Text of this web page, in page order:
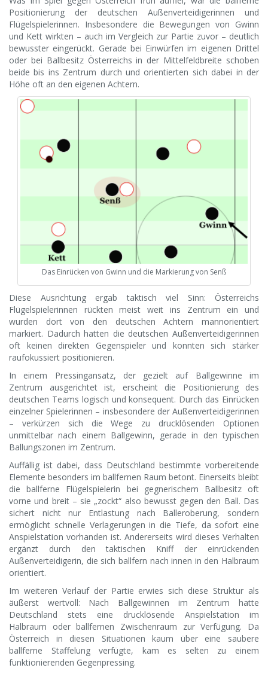
Positionierung der deutschen Außenverteidigerinnen und
Flügelspielerinnen. Insbesondere die Bewegungen von Gwinn
und Kett wirkten – auch im Vergleich zur Partie zuvor – deutlich
bewusster eingerückt. Gerade bei Einwürfen im eigenen Drittel
oder bei Ballbesitz Österreichs in der Mittelfeldbreite schoben
beide bis ins Zentrum durch und orientierten sich dabei in der
Höhe oft an den eigenen Achtern.
Das Einrücken von Gwinn und die Markierung von Senß
Diese Ausrichtung ergab taktisch viel Sinn: Österreichs
Flügelspielerinnen rückten meist weit ins Zentrum ein und
wurden dort von den deutschen Achtern mannorientiert
markiert. Dadurch hatten die deutschen Außenverteidigerinnen
oft keinen direkten Gegenspieler und konnten sich stärker
raufokussiert positionieren.
In einem Pressingansatz, der gezielt auf Ballgewinne im
Zentrum ausgerichtet ist, erscheint die Positionierung des
deutschen Teams logisch und konsequent. Durch das Einrücken
einzelner Spielerinnen – insbesondere der Außenverteidigerinnen
– verkürzen sich die Wege zu drucklösenden Optionen
unmittelbar nach einem Ballgewinn, gerade in den typischen
Ballungszonen im Zentrum.
Auffällig ist dabei, dass Deutschland bestimmte vorbereitende
Elemente besonders im ballfernen Raum betont. Einerseits bleibt
die ballferne Flügelspielerin bei gegnerischem Ballbesitz oft
vorne und breit – sie „zockt“ also bewusst gegen den Ball. Das
sichert nicht nur Entlastung nach Balleroberung, sondern
ermöglicht schnelle Verlagerungen in die Tiefe, da sofort eine
Anspielstation vorhanden ist. Andererseits wird dieses Verhalten
ergänzt durch den taktischen Kniff der einrückenden
Außenverteidigerin, die sich ballfern nach innen in den Halbraum
orientiert.
Im weiteren Verlauf der Partie erwies sich diese Struktur als
äußerst wertvoll: Nach Ballgewinnen im Zentrum hatte
Deutschland stets eine drucklösende Anspielstation im
Halbraum oder ballfernen Zwischenraum zur Verfügung. Da
Österreich in diesen Situationen kaum über eine saubere
ballferne Staffelung verfügte, kam es selten zu einem
funktionierenden Gegenpressing.